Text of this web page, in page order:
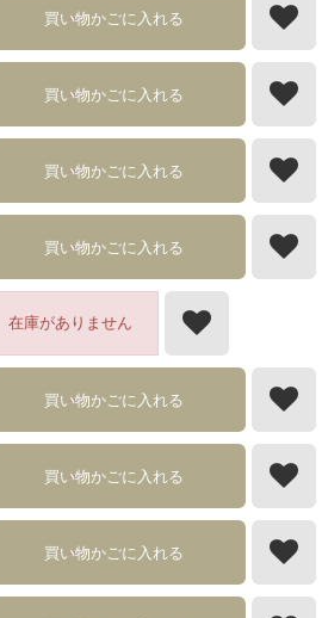
買い物かごに入れる
買い物かごに入れる
買い物かごに入れる
買い物かごに入れる
在庫がありません
買い物かごに入れる
買い物かごに入れる
買い物かごに入れる